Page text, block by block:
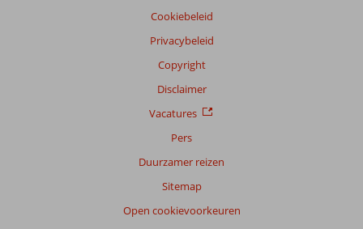
Cookiebeleid
Privacybeleid
Copyright
Disclaimer
Vacatures
Pers
Duurzamer reizen
Sitemap
Open cookievoorkeuren